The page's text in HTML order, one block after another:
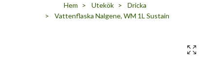
Hem Utekök
Dricka
Vattenflaska Nalgene, WM 1L Sustain